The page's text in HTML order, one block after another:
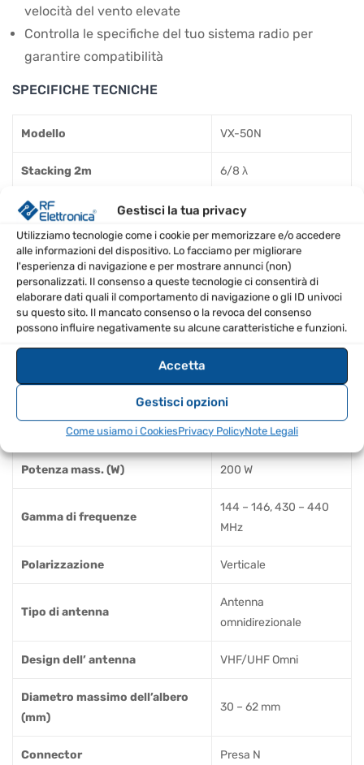
Gestisci la tua privacy
Utilizziamo tecnologie come i cookie per memorizzare e/o accedere
alle informazioni del dispositivo. Lo facciamo per migliorare
l'esperienza di navigazione e per mostrare annunci (non)
personalizzati. Il consenso a queste tecnologie ci consentirà di
elaborare dati quali il comportamento di navigazione o gli ID univoci
su questo sito. Il mancato consenso o la revoca del consenso
possono influire negativamente su alcune caratteristiche e funzioni.
Accetta
Gestisci opzioni
Come usiamo i CookiesPrivacy PolicyNote Legali
velocità del vento elevate
Controlla le specifiche del tuo sistema radio per
garantire compatibilità
SPECIFICHE TECNICHE
Modello VX-50N
Stacking 2m 6/8 λ
Stacking 70cm 3 x 5/8 λ
Mono-/Multiband Doppia banda
Marca Diamond
Peso (kg) 0.9
2m, 70cm
Impedenza (Ohm) 50
Potenza mass. (W) 200 W
Gamma di frequenze
144 – 146, 430 – 440
MHz
Polarizzazione Verticale
Tipo di antenna
Antenna
omnidirezionale
Design dell’ antenna VHF/UHF Omni
Diametro massimo dell’albero
(mm)
30 – 62 mm
Connector Presa N